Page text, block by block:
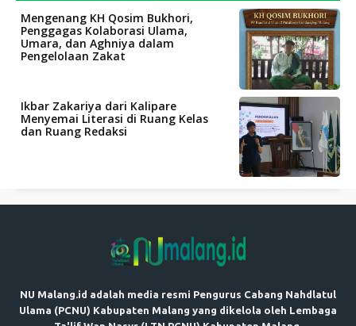
Mengenang KH Qosim Bukhori,
Penggagas Kolaborasi Ulama,
Umara, dan Aghniya dalam
Pengelolaan Zakat
Ikbar Zakariya dari Kalipare
Menyemai Literasi di Ruang Kelas
dan Ruang Redaksi
NU Malang.id adalah media resmi Pengurus Cabang Nahdlatul
Ulama (PCNU) Kabupaten Malang yang dikelola oleh Lembaga